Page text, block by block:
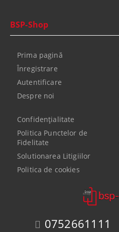
0752661111
BSP-Shop
Prima pagină
Înregistrare
Autentificare
Despre noi
Confidenţialitate
Politica Punctelor de
Fidelitate
Solutionarea Litigiilor
Politica de cookies